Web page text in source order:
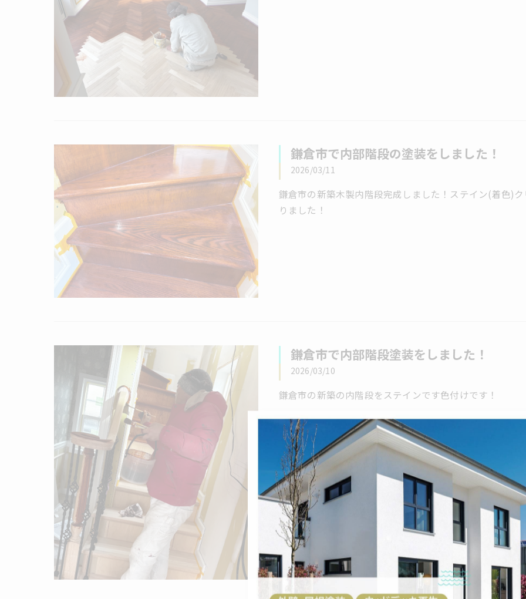
鎌倉市で内部階段の塗装をしました！
2026/03/11
鎌倉市の新築木製内階段完成しました！ステイン(着色)
りました！
鎌倉市で内部階段塗装をしました！
2026/03/10
鎌倉市の新築の内階段をステインです色付けです！